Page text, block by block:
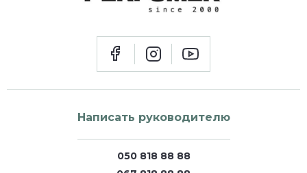
Написать руководителю
050 818 88 88